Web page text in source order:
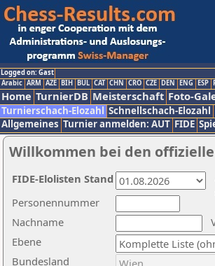
Logged on: Gast
Arabic ARM AZE BIH BUL CAT CHN CRO CZE DEN ENG ESP
Home TurnierDB Meisterschaft Foto-
Turnierschach-Elozahl Schnellschach-Elozahl
Allgemeines Turnier anmelden: AUT FIDE
Willkommen bei den
Nachname
Ebene
Personennummer
Bundesland
FIDE-Elolisten Stand